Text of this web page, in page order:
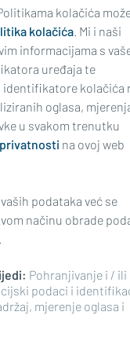
I SLAVONSKI
poremećaji u
vodom
SLAVI OLUJU
je što smo
kolačića
kolačića . Mi i naši
informacijama s
uređaja te
identifikatore kolačića
oglasa,
u svakom trenutku
na ovoj web
podataka već se
načinu obrade
Pohranjivanje i / ili
podaci i
mjerenje oglasa i